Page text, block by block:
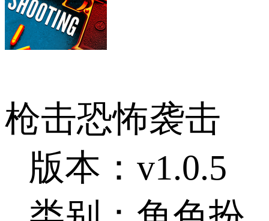
枪击恐怖袭击
版本：v1.0.5